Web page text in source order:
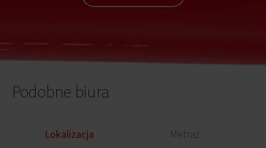
Podobne biura
Lokalizacja Metraż